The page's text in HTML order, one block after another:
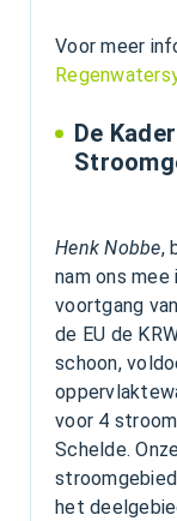
Voor meer
De
Henk Nobbe,
nam ons
voortgang
de EU de
schoon,
voor 4
Schelde.
het